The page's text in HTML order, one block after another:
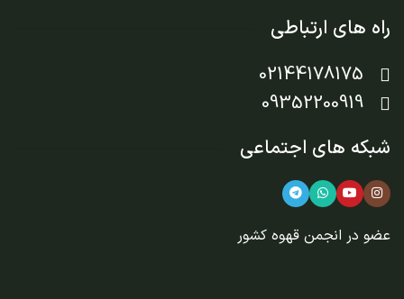
راه های ارتباطی
02144178175
09352200919
شبکه های اجتماعی
عضو در انجمن قهوه کشور